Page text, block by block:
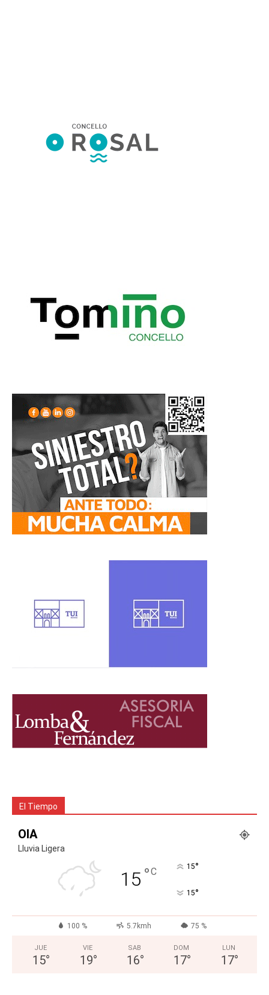
El Tiempo
OIA
Lluvia Ligera
15 °C 15°
15°
100 % 5.7kmh 75 %
JUE
15°
VIE
19°
SAB
16°
DOM
17°
LUN
17°